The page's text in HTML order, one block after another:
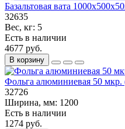
Базальтовая вата
32635
Вес, кг: 5
Есть в наличии
4677 руб.
В корзину
Фольга алюминиевая 50 мкр.
32726
Ширина, мм: 1200
Есть в наличии
1274 руб.